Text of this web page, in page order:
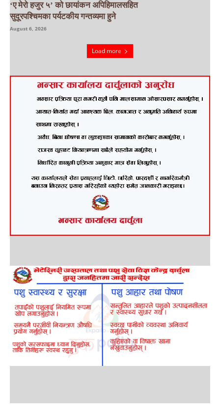
‘ए मेरो हजुर ५’ को छायांकन अपिहिमालसहित
सुदूरपश्चिमका पर्यटकीय गन्तव्यमा हुने
August 6, 2026
Load more